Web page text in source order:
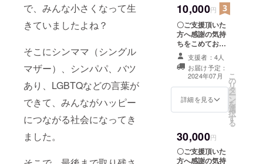
で、みんな小さくなって生
きていましたよね？
そこにシンママ（シングル
マザー）、シンパパ、バツ
あり、LGBTQなどの言葉が
できて、みんながハッピー
につながる社会になってき
ました。
い申し上げま
す。 ※消費税込
み
10,000円
〇ご支援頂いた
方へ感謝の気持
ちをこめてお礼
の電子メールを
お送りいたしま
す。 〇社団法人
のホームぺージ
にお名前を掲載
させていただき
ください） 例：
〇〇県主婦、名
前 やニックネー
支援者：4人
お届け予定：
2024年07月
詳細を見る
こ
の
リ
タ
ー
ン
を
選
択
す
る
30,000円
〇ご支援頂いた
方へ感謝の気持